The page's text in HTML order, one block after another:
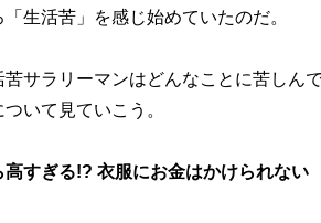
生活苦」を感じ始めていたのだ。
サラリーマンはどんなことに苦しん
いて見ていこう。
すぎる!? 衣服にお金はかけられない